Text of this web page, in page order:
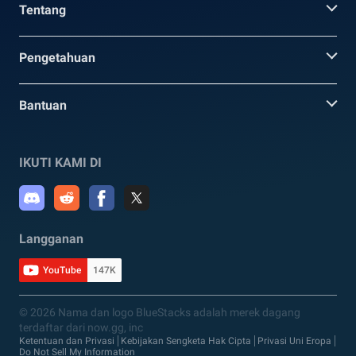
Tentang
Pengetahuan
Bantuan
IKUTI KAMI DI
Langganan
YouTube 147K
© 2026 Nama dan logo BlueStacks adalah merek dagang
terdaftar dari now.gg, inc
Ketentuan dan Privasi Kebijakan Sengketa Hak Cipta
Privasi Uni Eropa
Do Not Sell My Information